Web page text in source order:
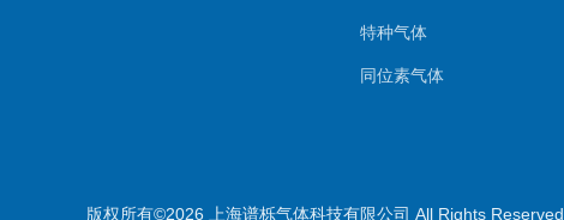
特种气体
同位素气体
耗材配件
版权所有©2026 上海谱栎气体科技有限公司 All Rights